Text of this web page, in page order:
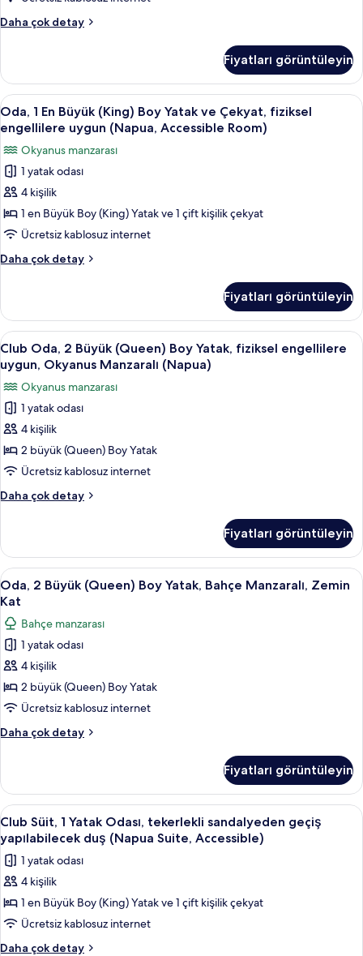
Çekyat,
Bahçe
Zemin
Kat
için
tüm
fotoğrafları
görün
Daha çok detay
Oda,
(King)
Boy
Yatak
ve
Çekyat,
Bahçe
Manzaralı,
Zemin
Kat
hakkında
fazla
detay
Fiyatları görüntüleyin
Oda,
1
Büyük
(King)
Boy
Yatak
ve
Çekyat,
fiziksel
uygun
(Napua,
Accessible
Room)
için
tüm
fotoğrafları
görün
Dijital TV kanalları bulunan 65 inç
5
Oda, 1 En Büyük (King) Boy Yatak ve Çekyat, fiziksel
engellilere uygun (Napua, Accessible Room)
Okyanus manzarası
1 yatak odası
4 kişilik
1 en Büyük Boy (King) Yatak ve 1 çift kişilik çekyat
Ücretsiz kablosuz internet
Daha çok detay
Oda,
(King)
Boy
Yatak
ve
Çekyat,
fiziksel
engellilere
uygun
(Napua,
Accessible
hakkında
daha
fazla
Fiyatları görüntüleyin
Club
Oda,
Büyük
(Queen)
Boy
Yatak,
fiziksel
engellilere
uygun,
Manzaralı
(Napua)
için
tüm
fotoğrafları
görün
Kaliteli yatak takımı, odada kasa,
4
Club Oda, 2 Büyük (Queen) Boy Yatak, fiziksel engellilere
uygun, Okyanus Manzaralı (Napua)
Okyanus manzarası
1 yatak odası
4 kişilik
2 büyük (Queen) Boy Yatak
Ücretsiz kablosuz internet
Daha çok detay
Club
(Queen)
Boy
Yatak,
fiziksel
uygun,
Okyanus
Manzaralı
(Napua)
hakkında
fazla
detay
Fiyatları görüntüleyin
Oda,
2
Büyük
(Queen)
Boy
Yatak,
Bahçe
Manzaralı,
Zemin
Kat
tüm
fotoğrafları
görün
Oda, 2 Büyük (Queen) Boy Yatak,
5
Oda, 2 Büyük (Queen) Boy Yatak, Bahçe Manzaralı, Zemin
Kat
Bahçe manzarası
1 yatak odası
4 kişilik
2 büyük (Queen) Boy Yatak
Ücretsiz kablosuz internet
Daha çok detay
Oda,
Boy
Yatak,
Bahçe
Manzaralı,
Zemin
Kat
hakkında
fazla
detay
Fiyatları görüntüleyin
Club
Süit,
1
Yatak
Odası,
tekerlekli
sandalyeden
geçiş
Club Süit, 1 Yatak Odası, tekerlekli
3
Club Süit, 1 Yatak Odası, tekerlekli sandalyeden geçiş
yapılabilecek duş (Napua Suite, Accessible)
1 yatak odası
4 kişilik
1 en Büyük Boy (King) Yatak ve 1 çift kişilik çekyat
Ücretsiz kablosuz internet
Daha çok detay
Club